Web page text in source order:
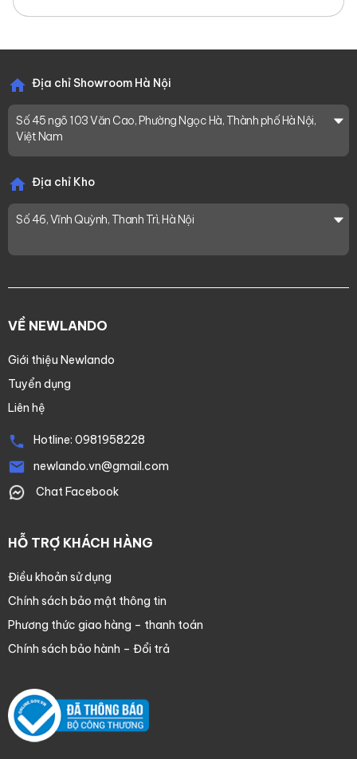
Địa chỉ Showroom Hà Nội
Số 45 ngõ 103 Văn Cao, Phường Ngọc Hà, Thành phố Hà Nội,
Việt Nam
Địa chỉ Kho
Số 46, Vĩnh Quỳnh, Thanh Trì, Hà Nội
VỀ NEWLANDO
Giới thiệu Newlando
Tuyển dụng
Liên hệ
Hotline: 0981958228
newlando.vn@gmail.com
Chat Facebook
HỖ TRỢ KHÁCH HÀNG
Điều khoản sử dụng
Chính sách bảo mật thông tin
Phương thức giao hàng – thanh toán
Chính sách bảo hành – Đổi trả